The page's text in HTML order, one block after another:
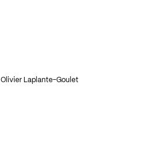
Olivier Laplante-Goulet